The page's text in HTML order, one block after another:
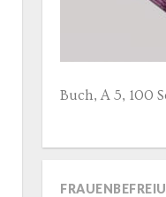
Buch, A 5, 100